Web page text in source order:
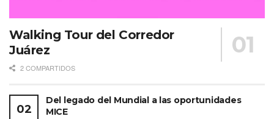
Walking Tour del Corredor
Juárez
2 COMPARTIDOS
Del legado del Mundial a las oportunidades
MICE